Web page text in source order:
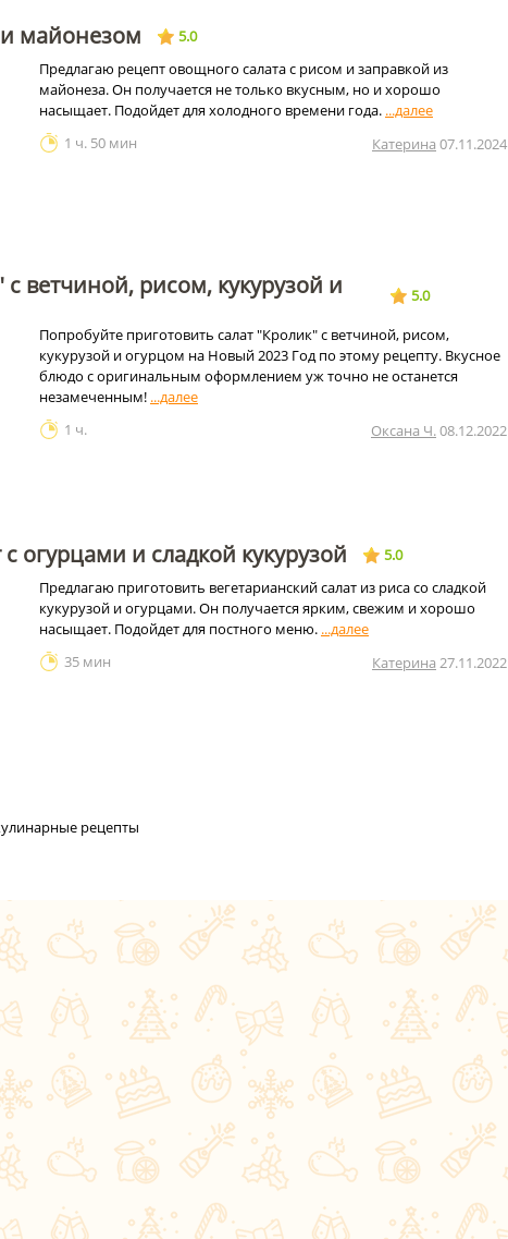
майонезом
5.0
Предлагаю рецепт овощного салата с рисом и заправкой из
майонеза. Он получается не только вкусным, но и хорошо
насыщает. Подойдет для холодного времени года.
1 ч. 50 мин
Катерина 07.11.2024
с ветчиной, рисом, кукурузой и
5.0
Попробуйте приготовить салат "Кролик" с ветчиной, рисом,
кукурузой и огурцом на Новый 2023 Год по этому рецепту. Вкусное
блюдо с оригинальным оформлением уж точно не останется
незамеченным!
1 ч.
Оксана Ч.08.12.2022
огурцами и сладкой кукурузой
5.0
Предлагаю приготовить вегетарианский салат из риса со сладкой
кукурузой и огурцами. Он получается ярким, свежим и хорошо
насыщает. Подойдет для постного меню.
35 мин
Катерина 27.11.2022
рецепты